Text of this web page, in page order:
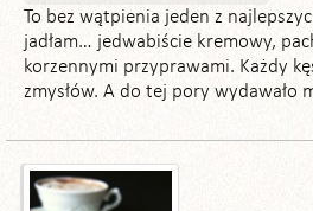
To bez wątpienia jeden z
jadłam… jedwabiście kremowy,
korzennymi przyprawami. Każdy
zmysłów. A do tej pory wydawało